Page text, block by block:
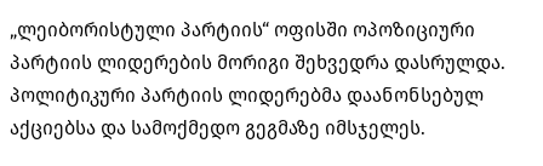
„ლეიბორისტული პარტიის“ ოფისში ოპოზიციური
პარტიის ლიდერების მორიგი შეხვედრა დასრულდა.
პოლიტიკური პარტიის ლიდერებმა დაანონსებულ
აქციებსა და სამოქმედო გეგმაზე იმსჯელეს.